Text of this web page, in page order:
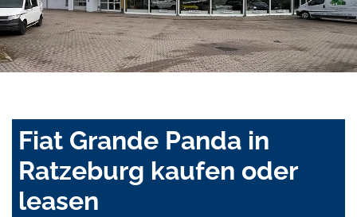
Fiat Grande Panda in
Ratzeburg kaufen oder
leasen